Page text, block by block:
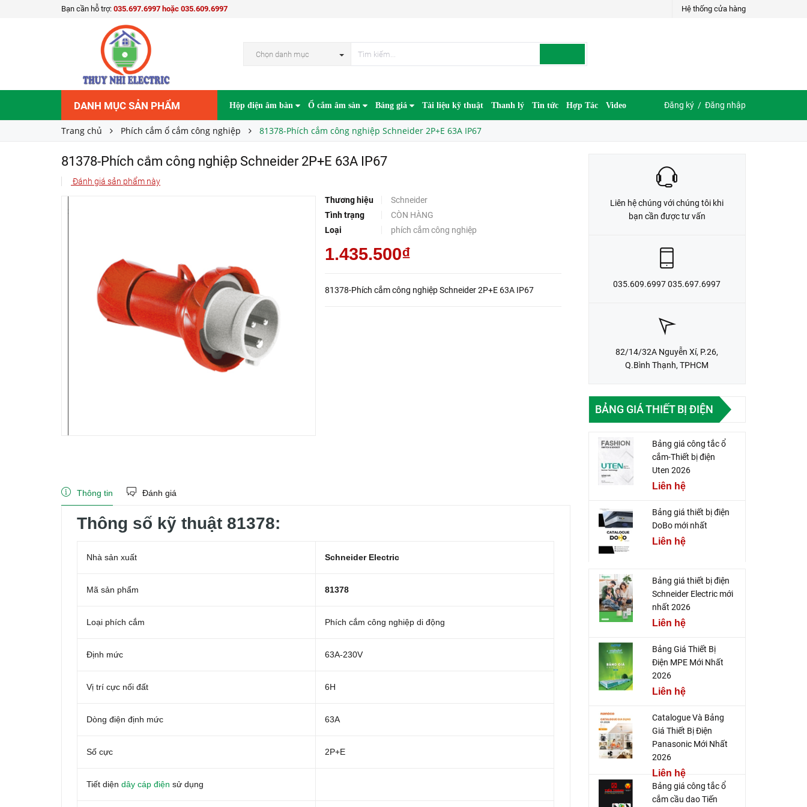
Bạn cần hỗ trợ: 035.697.6997 hoặc 035.609.6997 Hệ thống cửa hàng
Chọn danh mục
DANH MỤC SẢN PHẨM Hộp điện âm bàn Ổ cắm âm sàn Bảng giá Tài liệu kỹ thuật Thanh lý Tin tức Hợp Tác Video Đăng ký / Đăng nhập
Trang chủ Phích cắm ổ cắm công nghiệp 81378-Phích cắm công nghiệp Schneider 2P+E 63A IP67
81378-Phích cắm công nghiệp Schneider 2P+E 63A IP67
Đánh giá sản phẩm này
Thương hiệu
Schneider
Tình trạng
CÒN HÀNG
Loại
phích cắm công nghiệp
1.435.500₫
81378-Phích cắm công nghiệp Schneider 2P+E 63A IP67
81378-Phích cắm công nghiệp Schneider 2P+E 63A IP67
Giá bán: 1.435.500₫
LIÊN HỆ ĐẶT HÀNG
Thông tin Đánh giá
Thông số kỹ thuật 81378:
Nhà sản xuất Schneider Electric
Mã sản phẩm 81378
Loại phích cắm Phích cắm công nghiệp di động
Định mức 63A-230V
Vị trí cực nối đất 6H
Dòng điện định mức 63A
Số cực 2P+E
Tiết diệndây cáp điện sử dụng
Liên hệ chúng với chúng tôi khi
bạn cần được tư vấn
035.609.6997 035.697.6997
82/14/32A Nguyễn Xí, P.26,
Q.Bình Thạnh, TPHCM
BẢNG GIÁ THIẾT BỊ ĐIỆN
Bảng giá công tắc ổ
cắm-Thiết bị điện
Uten 2026
Liên hệ
Bảng giá thiết bị điện
DoBo mới nhất
Liên hệ
Bảng giá thiết bị điện
Schneider Electric mới
nhất 2026
Liên hệ
Bảng Giá Thiết Bị
Điện MPE Mới Nhất
2026
Liên hệ
Catalogue Và Bảng
Giá Thiết Bị Điện
Panasonic Mới Nhất
2026
Liên hệ
Bảng giá công tắc ổ
cắm cầu dao Tiến